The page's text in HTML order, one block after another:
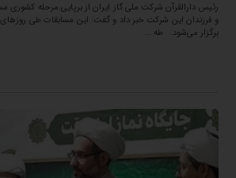
رئیس دارالقرآن شرکت ملی گاز ایران از برپایی مرحله کشوری
و فرزندان این شرکت خبر داد و گفت: این مسابقات طی روز‌های
برگزار می‌شود. طه ...